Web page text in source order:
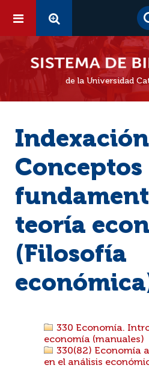
de la Universidad
Indexación
Conceptos
teoría
(Filosofía
330 Economía.
economía (manuales)
330(82) Economía
en el análisis